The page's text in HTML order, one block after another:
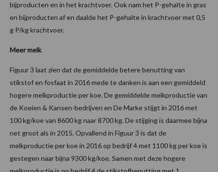
bijproducten en in het krachtvoer. Ook nam het P-gehalte in gras
en bijproducten af en daalde het P-gehalte in krachtvoer met 0,5
g P/kg krachtvoer.
Meer melk
Figuur 3 laat zien dat de gemiddelde betere benutting van
stikstof en fosfaat in 2016 mede te danken is aan een gemiddeld
hogere melkproductie per koe. De gemiddelde melkproductie van
de Koeien & Kansen-bedrijven en De Marke stijgt in 2016 met
100 kg/koe van 8600 kg naar 8700 kg. De stijging is daarmee bijna
net groot als in 2015. Opvallend in Figuur 3 is dat de
melkproductie per koe in 2016 op bedrijf 4 met 1100 kg per koe is
gestegen naar bijna 9300 kg/koe. Samen met deze hogere